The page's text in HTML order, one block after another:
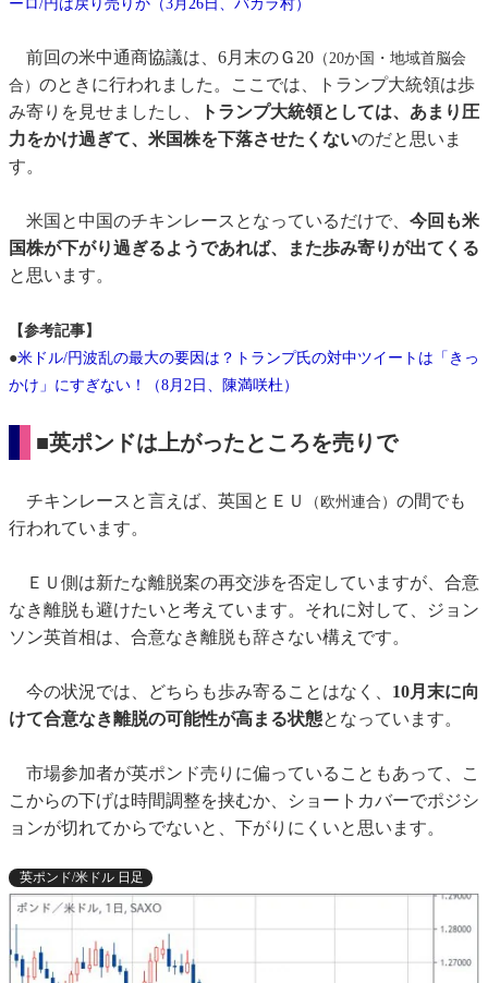
ーロ/円は戻り売りか（3月26日、バカラ村）
前回の米中通商協議は、6月末のＧ20 （20か国・地域首脳会
合） のときに行われました。ここでは、トランプ大統領は歩
み寄りを見せましたし、
トランプ大統領としては、あまり圧
力をかけ過ぎて、米国株を下落させたくないのだと思いま
す。
米国と中国のチキンレースとなっているだけで、 今回も米
国株が下がり過ぎるようであれば、また歩み寄りが出てくる
と思います。
【参考記事】
●米ドル/円波乱の最大の要因は？トランプ氏の対中ツイートは「きっ
かけ」にすぎない！（8月2日、陳満咲杜）
■英ポンドは上がったところを売りで
チキンレースと言えば、英国とＥＵ （欧州連合） の間でも
行われています。
ＥＵ側は新たな離脱案の再交渉を否定していますが、合意
なき離脱も避けたいと考えています。それに対して、ジョン
ソン英首相は、合意なき離脱も辞さない構えです。
今の状況では、どちらも歩み寄ることはなく、 10月末に向
けて合意なき離脱の可能性が高まる状態となっています。
市場参加者が英ポンド売りに偏っていることもあって、こ
こからの下げは時間調整を挟むか、ショートカバーでポジシ
ョンが切れてからでないと、下がりにくいと思います。
英ポンド/米ドル 日足